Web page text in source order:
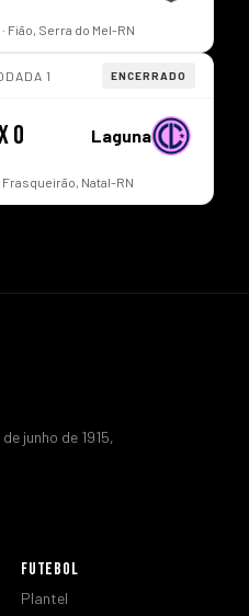
Fião, Serra do Mel-RN
1 ENCERRADO
0 Laguna
Frasqueirão, Natal-RN
junho de 1915,
FUTEBOL
Plantel